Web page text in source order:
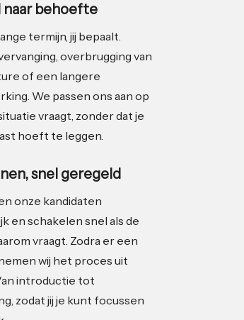
naar behoefte
termijn, jij bepaalt.
overbrugging van
of een langere
We passen ons aan op
vraagt, zonder dat je
hoeft te leggen.
snel geregeld
onze kandidaten
en schakelen snel als de
vraagt. Zodra er een
wij het proces uit
introductie tot
zodat jij je kunt focussen